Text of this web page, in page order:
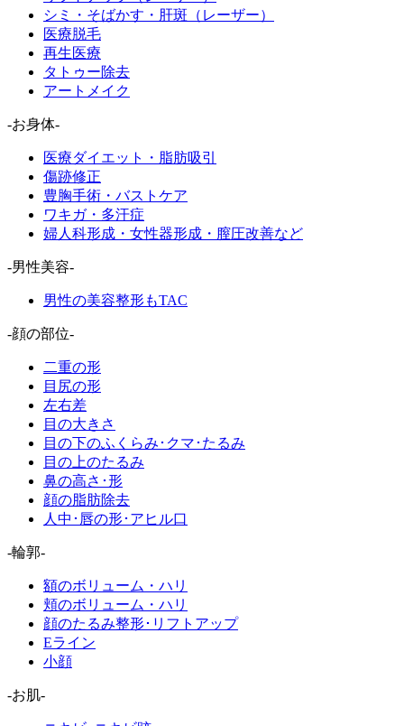
シミ・そばかす・肝斑（レーザー）
医療脱毛
再生医療
タトゥー除去
アートメイク
-お身体-
医療ダイエット・脂肪吸引
傷跡修正
豊胸手術・バストケア
ワキガ・多汗症
婦人科形成・女性器形成・膣圧改善など
-男性美容-
男性の美容整形もTAC
-顔の部位-
二重の形
目尻の形
左右差
目の大きさ
目の下のふくらみ･クマ･たるみ
目の上のたるみ
鼻の高さ･形
顔の脂肪除去
人中･唇の形･アヒル口
-輪郭-
額のボリューム・ハリ
頬のボリューム・ハリ
顔のたるみ整形･リフトアップ
Eライン
小顔
-お肌-